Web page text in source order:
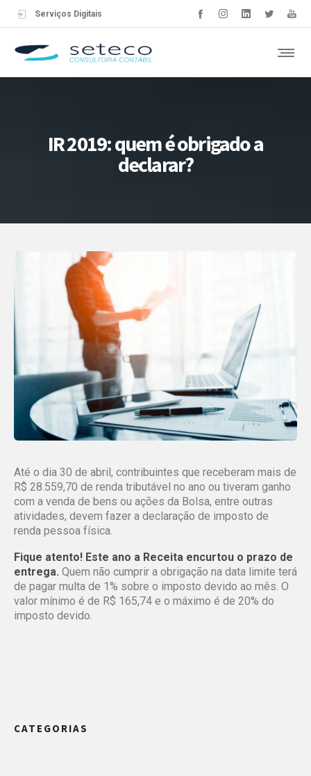
Serviços Digitais
IR 2019: quem é obrigado a
declarar?
Até o dia 30 de abril, contribuintes que receberam mais de
R$ 28.559,70 de renda tributável no ano ou tiveram ganho
com a venda de bens ou ações da Bolsa, entre outras
atividades, devem fazer a declaração de imposto de
renda pessoa física.
Fique atento! Este ano a Receita encurtou o prazo de
entrega. Quem não cumprir a obrigação na data limite terá
de pagar multa de 1% sobre o imposto devido ao mês. O
valor mínimo é de R$ 165,74 e o máximo é de 20% do
imposto devido.
CATEGORIAS